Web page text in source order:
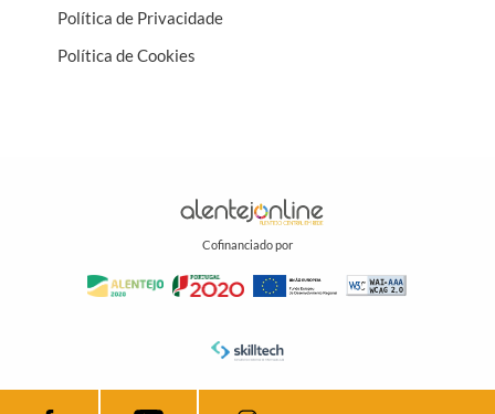
Política de Privacidade
Política de Cookies
Cofinanciado por